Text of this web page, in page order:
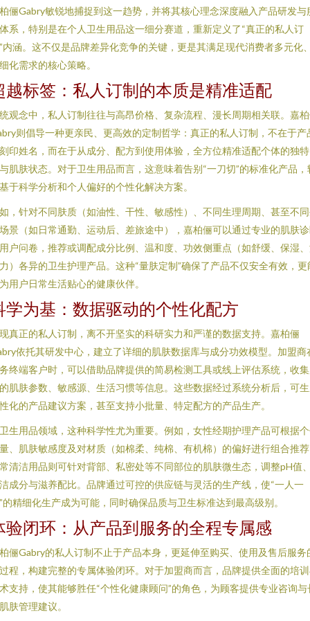
俪Gabry敏锐地捕捉到这一趋势，并将其核心理念深度融入产品研发与
系，特别是在个人卫生用品这一细分赛道，重新定义了“真正的私人订
内涵。这不仅是品牌差异化竞争的关键，更是其满足现代消费者多元化
化需求的核心策略。
越标签：私人订制的本质是精准适配
观念中，私人订制往往与高昂价格、复杂流程、漫长周期相关联。嘉
则倡导一种更亲民、更高效的定制哲学：真正的私人订制，不在于产
印姓名，而在于从成分、配方到使用体验，全方位精准适配个体的独
肌肤状态。对于卫生用品而言，这意味着告别“一刀切”的标准化产品，
于科学分析和个人偏好的个性化解决方案。
，针对不同肤质（如油性、干性、敏感性）、不同生理周期、甚至不
景（如日常通勤、运动后、差旅途中），嘉柏俪可以通过专业的肌肤
户问卷，推荐或调配成分比例、温和度、功效侧重点（如舒缓、保湿
）各异的卫生护理产品。这种“量肤定制”确保了产品不仅安全有效，更
用户日常生活贴心的健康伙伴。
学为基：数据驱动的个性化配方
真正的私人订制，离不开坚实的科研实力和严谨的数据支持。嘉柏俪
依托其研发中心，建立了详细的肌肤数据库与成分功效模型。加盟商
终端客户时，可以借助品牌提供的简易检测工具或线上评估系统，收
肌肤参数、敏感源、生活习惯等信息。这些数据经过系统分析后，可
化的产品建议方案，甚至支持小批量、特定配方的产品生产。
生用品领域，这种科学性尤为重要。例如，女性经期护理产品可根据
、肌肤敏感度及对材质（如棉柔、纯棉、有机棉）的偏好进行组合推
清洁用品则可针对背部、私密处等不同部位的肌肤微生态，调整pH值
成分与滋养配比。品牌通过可控的供应链与灵活的生产线，使“一人一
的精细化生产成为可能，同时确保品质与卫生标准达到最高级别。
验闭环：从产品到服务的全程专属感
俪Gabry的私人订制不止于产品本身，更延伸至购买、使用及售后服务
程，构建完整的专属体验闭环。对于加盟商而言，品牌提供全面的培
支持，使其能够胜任“个性化健康顾问”的角色，为顾客提供专业咨询与
肤管理建议。